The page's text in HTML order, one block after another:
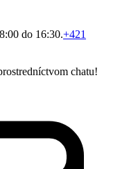
do 16:30.+421
chatu!